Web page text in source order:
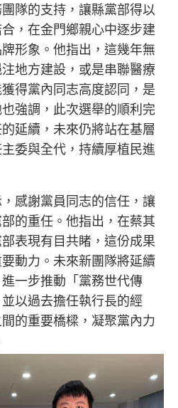
隊的支持，讓縣黨部得以
，在金門鄉親心中逐步建
形象。他指出，這幾年無
地方建設，或是串聯醫療
得黨內同志高度認同，是
強調，此次選舉的順利完
延續，未來仍將站在基層
委與全代，持續厚植民進
感謝黨員同志的信任，讓
的重任。他指出，在蔡其
表現有目共睹，這份成果
動力。未來新團隊將延續
一步推動「黨務世代傳
以過去擔任執行長的經
的重要橋樑，凝聚黨內力